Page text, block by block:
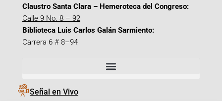
Claustro Santa Clara – Hemeroteca del Congreso:
Calle 9 No. 8 – 92
Biblioteca Luis Carlos Galán Sarmiento:
Carrera 6 # 8–94
Señal en Vivo